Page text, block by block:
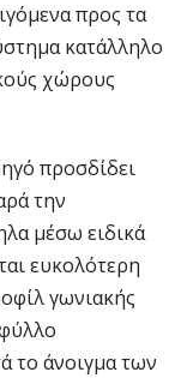
προς τα
κατάλληλο
χώρους
προσδίδει
την
μέσω ειδικά
ευκολότερη
γωνιακής
το άνοιγμα των